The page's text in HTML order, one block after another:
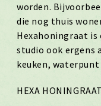
worden.
die nog thuis
Hexahoningraat is
studio ook ergens
keuken,
HEXA